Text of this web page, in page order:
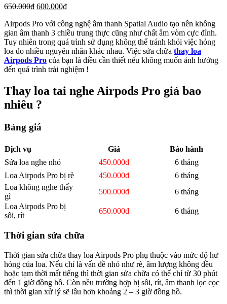
650.000₫ 600.000₫
Airpods Pro với công nghệ âm thanh Spatial Audio tạo nên không
gian âm thanh 3 chiều trung thực cũng như chất âm vòm cực đỉnh.
Tuy nhiên trong quá trình sử dụng không thể tránh khỏi việc hỏng
loa do nhiều nguyên nhân khác nhau. Việc sửa chữa thay loa
Airpods Pro của bạn là điều cần thiết nếu không muốn ảnh hưởng
đến quá trình trải nghiệm !
Thay loa tai nghe Airpods Pro giá bao
nhiêu ?
Bảng giá
Dịch vụ Giá
Bảo hành
Sửa loa nghe nhỏ
450.000đ
6 tháng
Loa Airpods Pro bị rè
450.000đ
6 tháng
Loa không nghe thấy
gì
500.000đ
6 tháng
Loa Airpods Pro bị
sôi, rít
650.000đ 6 tháng
Thời gian sửa chữa
Thời gian sửa chữa thay loa Airpods Pro phụ thuộc vào mức độ hư
hỏng của loa. Nếu chỉ là vấn đề nhỏ như rè, âm lượng không đều
hoặc tạm thời mất tiếng thì thời gian sửa chữa có thể chỉ từ 30 phút
đến 1 giờ đồng hồ. Còn nều trường hợp bị sôi, rít, âm thanh lọc cọc
thì thời gian xử lý sẽ lâu hơn khoảng 2 – 3 giờ đồng hồ.